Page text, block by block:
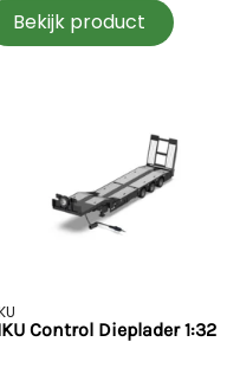
Bekijk product
Control Dieplader 1:32